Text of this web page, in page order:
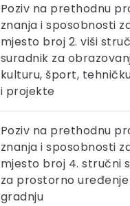
Poziv na prethodnu
znanja i sposobnosti
mjesto broj 2. viši
suradnik za
kulturu, šport,
i projekte
Poziv na prethodnu
znanja i sposobnosti
mjesto broj 4. stručni
za prostorno
gradnju